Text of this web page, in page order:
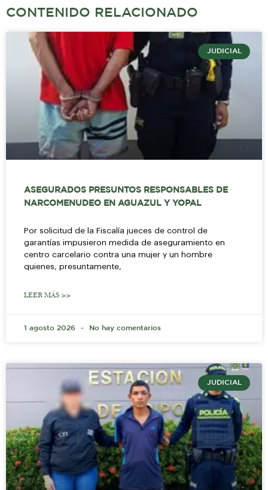
CONTENIDO RELACIONADO
JUDICIAL
ASEGURADOS PRESUNTOS RESPONSABLES DE
NARCOMENUDEO EN AGUAZUL Y YOPAL
Por solicitud de la Fiscalía jueces de control de
garantías impusieron medida de aseguramiento en
centro carcelario contra una mujer y un hombre
quienes, presuntamente,
LEER MÁS >>
1 agosto 2026 No hay comentarios
JUDICIAL